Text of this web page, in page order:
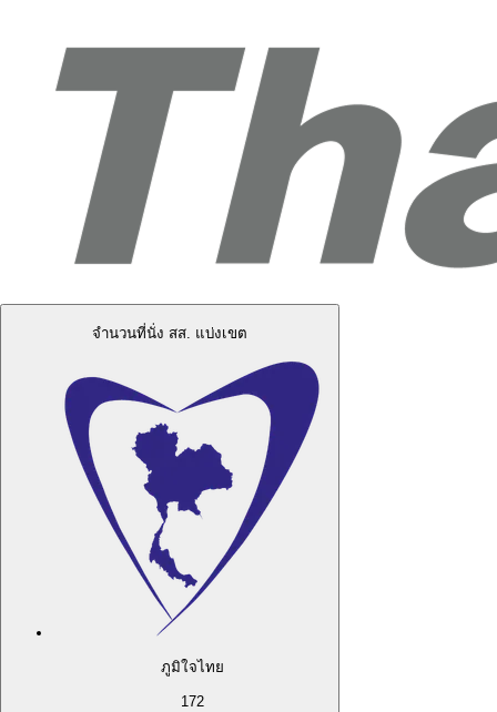
จำนวนที่นั่ง สส. แบ่งเขต
ภูมิใจไทย
172